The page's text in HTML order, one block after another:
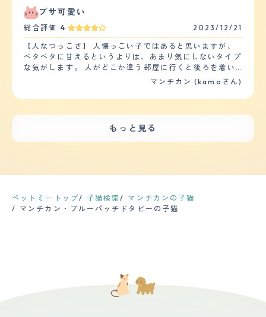
病院に行きますが、いつも特に心配ないとのことで、数日
後には自然に治っています。まだ３歳くらいなので、定期
的な健康診断は行っておりませんので、投薬も必要はあり
ません。 【鳴き声】 ほとんど鳴くことはありませんが、
ご飯の時間になったら夕方５時頃には、はっきり「ごは
ん」「ごはーん」と言って甘噛みしてきます。最初きいた
ことは一切なく「ごはん」のみです。 【総評】 元々おだ
やかなマンチカンということを聞いていた通りです、 茶
ので、寝ている時に「息しているのか？」心配で何度も確
認していました。 主人も私も犬しか飼ったことがなく猫
せんが マンチカンなので運動量はそんなに必要ないと思
います 大きめのキャットタワーを昇り降りしてます 【お
手入れ】 うちの子はマンチカンの短毛種です 質感はさわ
るととても滑らかです シャンプーの頻度は1週間に1回程
度です その変わりブラッシングをこまめにしております
抜け毛は換毛期になると結構溜まります ブラッシングす
るだけで絡みつく毛が2、3本あります カットは正直なと
ときが ときどきあります。 慢性的なものではないので安
じの女の子らしい鳴き声です もう成猫なので子猫のよう
にしょっちゅうは鳴きません 必要な時だけ鳴きます でも
ちの子はマンチカンです マンチカンの良いところは賢く
かけないでと言わんばかりにそわそわしだすところがかわ
いいです 出会いはペットショップで一目惚れしました 猫
トの中に入ってきて人間の温もりを使って「ゴロゴロ」と
鳴きます。子供たちにも人懐っこさを見せ、子供たちの身
体や持ち物に自分の匂いを一生懸命にこすりつけていま
す。 【落ち着き】 落ち着きはあまりないように思いま
す。一緒に飼っている他の猫より、物事に対する興味が強
く、来客や車の音、外の猫やカラスの気配に対してすぐに
反応をして窓際の場所に見に行きます。いまだに小さい時
の様におもちゃで遊ぶことを催促されます。 【しつけや
腹がすいたら「ニャーニャー」とエサの催促をするのに対
してマンチカンはエサの合図の鈴を鳴らすまでエサの催促
す。猫は基本的に自分で舐める事で体毛のお手入れをして
いるので、あまり飼い主がお手入れに手間をかける必要は
りすり寄ってきて物事を伝える方法を取りたがります。
【総評】 毛の色が白い猫は長生きするといううわさ話を
猫の飼育書で見つけてから、毛の白い部分が多い猫を探し
ブサ可愛い
総合評価 4 2023/12/21
【人なつっこさ】 人懐っこい子ではあると思いますが、
ベタベタに甘えるというよりは、あまり気にしないタイプ
な気がします。 人がどこか違う部屋に行くと後ろを着い
てきたりしますが、いつの間にかシレっと居なくなってい
す。 お客様が来ると、特に逃げる事もなく普通にリビン
逃げもせず普通に過ごしています。 【落ち着き】 そんな
に走り回ったり、夜中の運動会などもそれほどありません
居ないときにハシャイでるのかもしれません。 【しつけ
イレの置き場所を変えても、ちゃんとしていたので、その
辺は大丈夫だと思います。 ただ、イタズラしたりテーブ
手足が短いので、太ってしまうと腰を痛めやすいだけでな
く、お腹を床に擦ってお腹の毛が抜けてハゲルらしく、獣
マンチカン (kamoさん)
もっと見る
ペットミートップ 子猫検索
マンチカンの子猫
マンチカン・ブルーパッチドタビーの子猫